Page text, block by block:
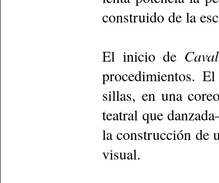
construido de la
El inicio de
procedimientos.
sillas, en una
teatral que
la construcción de
visual.